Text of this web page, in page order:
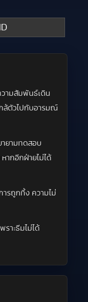
วามสัมพันธ์เดิน
กล้ตัวไปกับอารมณ์
ายามทดสอบ
ากอีกฝ่ายไม่ได้
ารถูกทิ้ง ความไม่
ราะธีมไม่ได้